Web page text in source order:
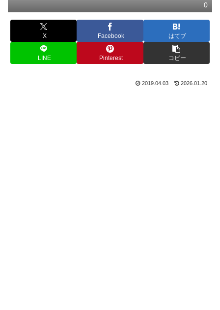
0
X Facebook はてブ
LINE Pinterest コピー
2019.04.03 2026.01.20